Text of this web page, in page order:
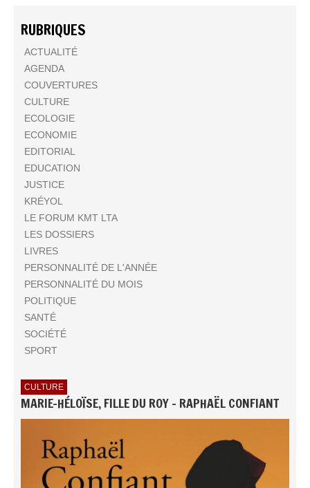
RUBRIQUES
ACTUALITÉ
AGENDA
COUVERTURES
CULTURE
ECOLOGIE
ECONOMIE
EDITORIAL
EDUCATION
JUSTICE
KRÉYOL
LE FORUM KMT LTA
LES DOSSIERS
LIVRES
PERSONNALITÉ DE L'ANNÉE
PERSONNALITÉ DU MOIS
POLITIQUE
SANTÉ
SOCIÉTÉ
SPORT
CULTURE
MARIE-HÉLOÏSE, FILLE DU ROY - RAPHAËL CONFIANT